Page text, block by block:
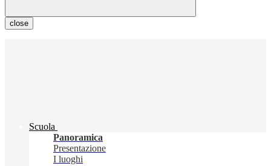
close
Scuola
Panoramica
Presentazione
I luoghi